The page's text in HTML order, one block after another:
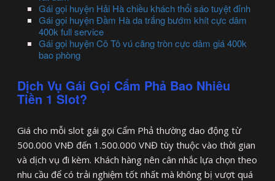
Gái gọi huyện Hải Hà chiều khách thổi sáo tuyệt đỉnh
Gái gọi huyện Đầm Hà da trắng bướm khít cực dâm
400k full service
Gái gọi huyện Cô Tô vú căng tròn cực dâm giá 400k
bao phòng
Dịch Vụ Gái Gọi Cẩm Phả Bao Nhiêu
Tiền 1 Slot?
Giá cho mỗi slot gái gọi Cẩm Phả thường dao động từ
500.000 VNĐ đến 1.500.000 VNĐ tùy thuộc vào thời gian
và dịch vụ đi kèm. Khách hàng nên cân nhắc lựa chọn theo
nhu cầu để có trải nghiệm tốt nhất mà không bị vượt quá